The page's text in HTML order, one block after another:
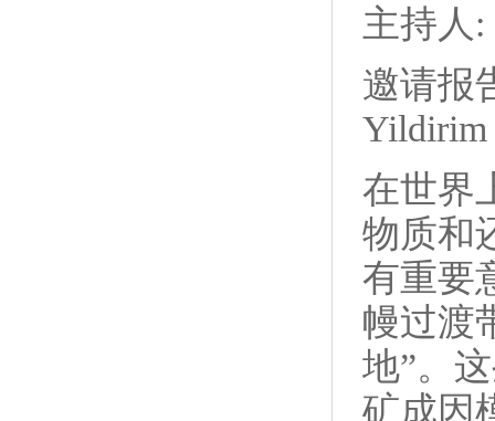
主持人:
邀请报
在世界
物质和
有重要
幔过渡
地”。
矿成因